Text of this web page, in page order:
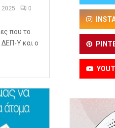
2025
0
που το
ΔΕΠ-Υ και ο